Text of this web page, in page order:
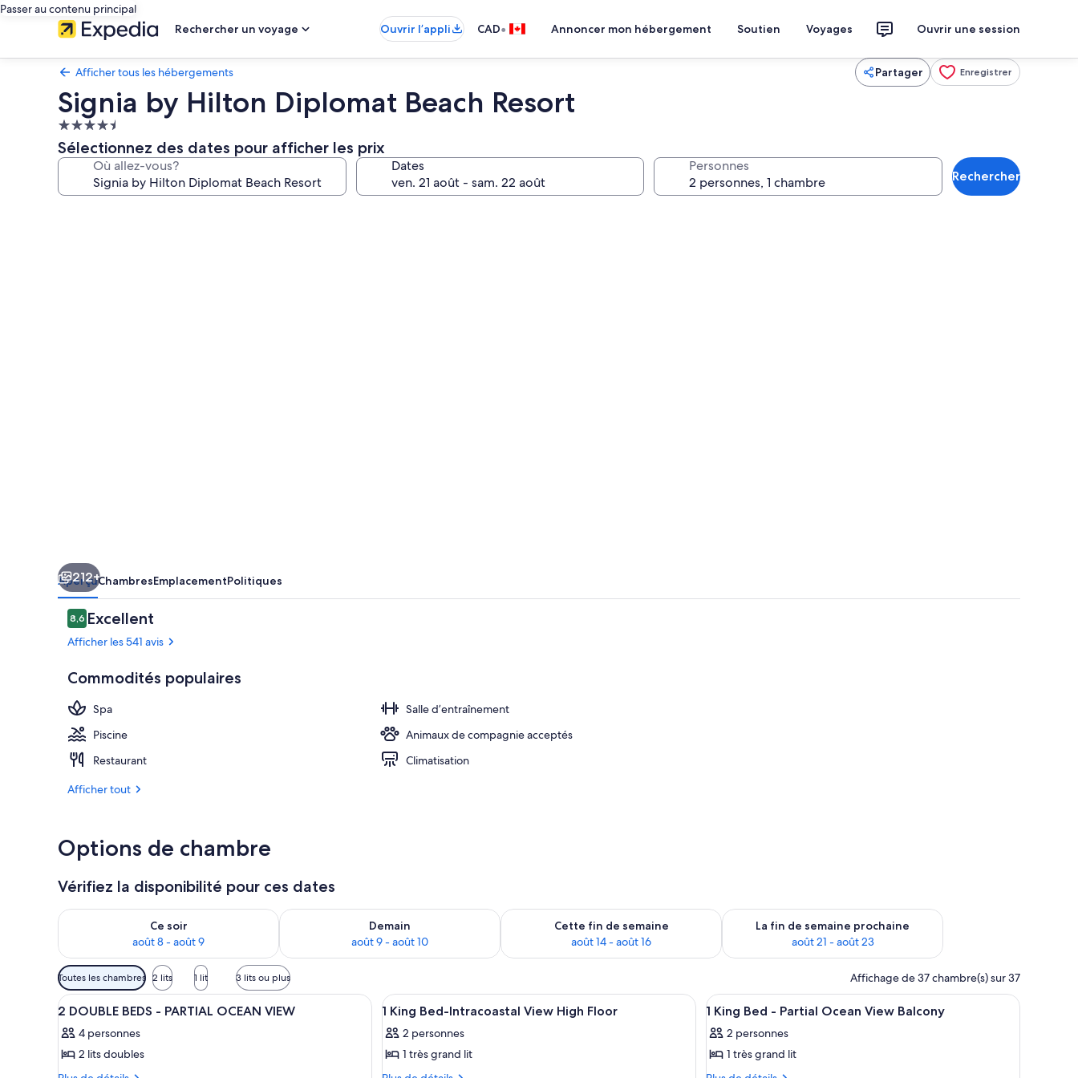
Passer au contenu principal
Rechercher un voyage
Ouvrir l’appli CAD• Annoncer mon hébergement Soutien Voyages Ouvrir une session
Afficher tous les hébergements Partager Enregistrer
Signia by Hilton Diplomat Beach Resort
Hébergement
4.5 étoiles
Sélectionnez des dates pour afficher les prix
Où allez-vous? Dates Personnes
Rechercher
212+
AperçuChambresEmplacementPolitiques
Avis
8,68,6 sur 10 –
Excellent
Afficher les 541 avis
Commodités populaires
Spa
Salle d’entraînement
Piscine
Animaux de compagnie acceptés
Restaurant
Climatisation
Afficher tout
Options de chambre
Vérifiez la disponibilité pour ces dates
Ce soir
août 8 - août 9
Vérifier la disponibilité pour ce soir août 8 - août 9
Demain
août 9 - août 10
Vérifier la disponibilité pour demain août 9 - août 10
Cette fin de semaine
août 14 - août 16
Vérifier la disponibilité pour cette fin de semaine août 14 - août 16
La fin de semaine prochaine
août 21 - août 23
Vérifier la disponibilité pour la fin de semaine prochaine août
Filtres
disponibles
pour
chambres
Toutes les chambres 2 lits 1 lit 3 lits ou plus Affichage de 37 chambre(s) sur 37
Afficher
toutes
les
photos
Une chambre d’hôtel avec deux lits, un bureau, une chaise, une lampe et une vue sur la ville.
22
2 DOUBLE BEDS - PARTIAL OCEAN VIEW
4 personnes
2 lits doubles
Afficher
toutes
les
photos
Literie de qualité, lit avec matelas à plateau-coussin
10
1 King Bed-Intracoastal View High Floor
2 personnes
1 très grand lit
Afficher
toutes
les
photos
Une chambre d’hôtel avec deux lits, un
10
1 King Bed - Partial Ocean View Balcony
2 personnes
1 très grand lit